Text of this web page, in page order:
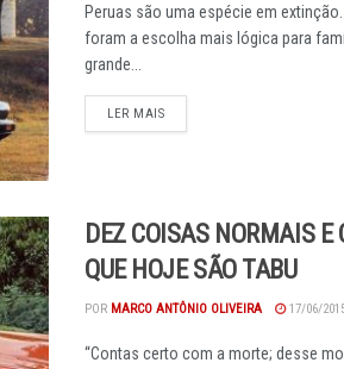
Peruas são uma espécie em
foram a escolha mais lógica para
grande...
LER MAISDETAILS
DEZ COISAS NORMAIS E
QUE HOJE SÃO TABU
POR MARCO ANTÔNIO OLIVEIRA 17/06/
“Contas certo com a morte; desse